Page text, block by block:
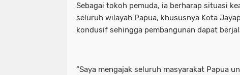
Sebagai tokoh pemuda, ia berharap situasi
seluruh wilayah Papua, khususnya Kota
kondusif sehingga pembangunan dapat
“Saya mengajak seluruh masyarakat Papua